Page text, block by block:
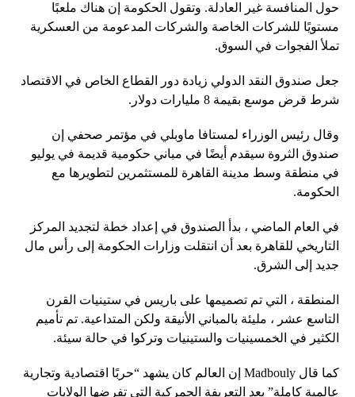
حول المنافسة غير العادلة. وتقول الحكومة إن هناك ملعبًا
مستويًا للشركات الخاصة والشركات المدعومة من العسكرية
تملأ الفجوات في السوق.
جعل صندوق النقد الدولي زيادة دور القطاع الخاص في الاقتصاد
شرط قرض موسع بقيمة 8 مليارات دولار.
وقال رئيس الوزراء لمستافا ماوبلي في مؤتمر صحفي إن
صندوق الثروة سيقدم أيضًا في مباني حكومية قديمة في يوليو
في منطقة وسط مدينة القاهرة للمستثمرين لتطويرها مع
الحكومة.
في العام الماضي ، بدأ الصندوق في إعداد خطة لتجديد المركز
التاريخي للقاهرة بعد أن انتقلت وزارات الحكومة إلى رأس مال
جديد إلى الشرق.
المنطقة ، التي تم تصميمها على باريس في ستينيات القرن
التاسع عشر ، مليئة بالمباني الأنيقة ولكن المتداعية. تم تأميم
الكثير في الخمسينيات والستينيات وتركوا في حالة سيئة.
كما قال Madbouly إن العالم كان يشهد “حربًا اقتصادية وتجارية
عالمية كاملة” بعد التعريفة الجمركية التي تفرضها الولايات